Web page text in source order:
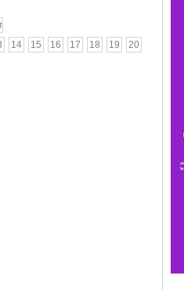
14 15 16 17 18 19
20